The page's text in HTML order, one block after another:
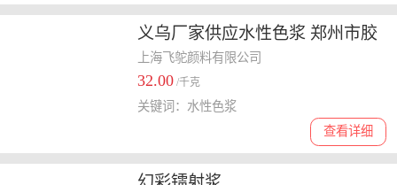
义乌厂家供应水性色浆 郑州市胶
带色浆生产厂家 上海水性中铬黄
色浆颜料
上海飞鸵颜料有限公司
32.00 /千克
查看详细
关键词：水性色浆